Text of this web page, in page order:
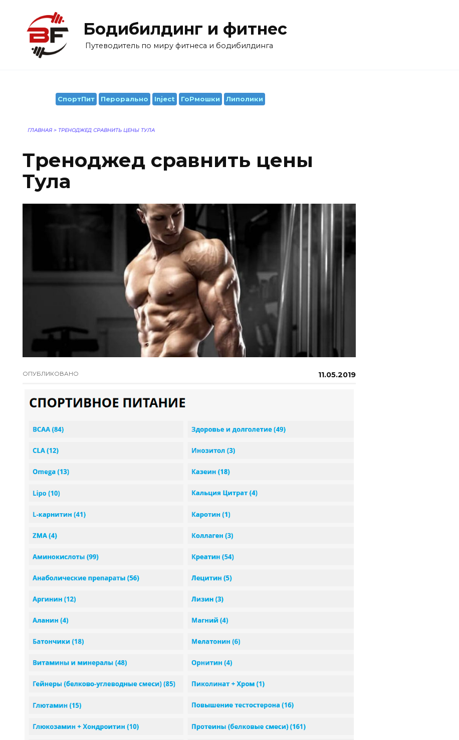
содержанию
Бодибилдинг и фитнес
Путеводитель по миру фитнеса и бодибилдинга
СпортПит Перорально Inject ГоРмошки Липолики
ГЛАВНАЯ > ТРЕНОДЖЕД СРАВНИТЬ ЦЕНЫ ТУЛА
Треноджед сравнить цены
Тула
ОПУБЛИКОВАНО 11.05.2019